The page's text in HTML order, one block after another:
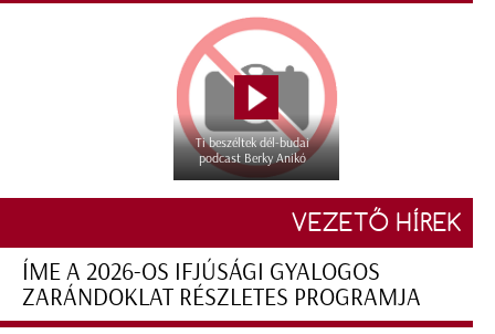
Ti beszéltek dél-budai
podcast Berky Anikó
VEZETŐ HÍREK
ÍME A 2026-OS IFJÚSÁGI GYALOGOS
ZARÁNDOKLAT RÉSZLETES PROGRAMJA